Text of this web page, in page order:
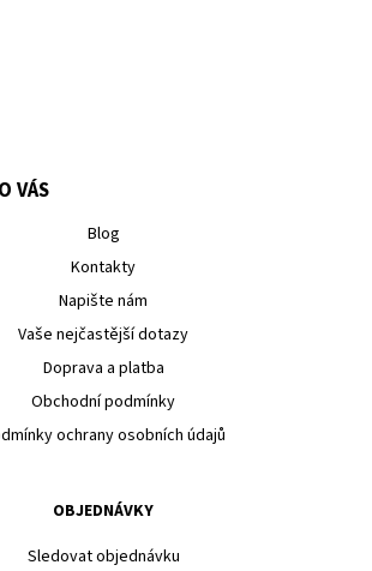
VÁS
Blog
Kontakty
Napište nám
Vaše nejčastější dotazy
Doprava a platba
Obchodní podmínky
ochrany osobních údajů
OBJEDNÁVKY
Sledovat objednávku